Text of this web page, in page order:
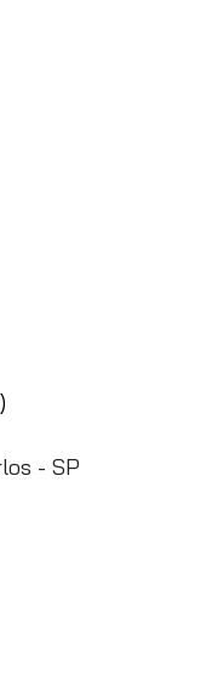
- SP